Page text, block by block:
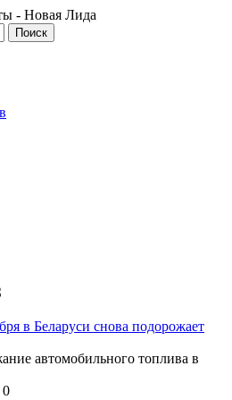
в Беларуси снова подорожает
автомобильного топлива в